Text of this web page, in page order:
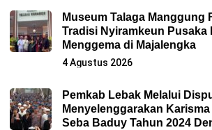
Museum Talaga Manggung
Tradisi Nyiramkeun Pusaka
Menggema di Majalengka
4 Agustus 2026
Pemkab Lebak Melalui
Menyelenggarakan
Seba Baduy Tahun 2024